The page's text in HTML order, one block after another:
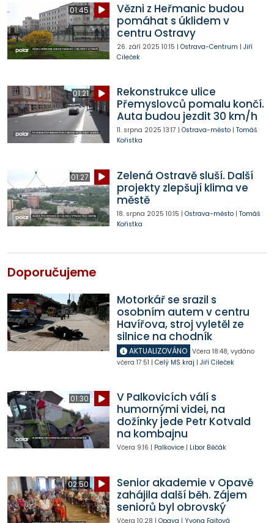
01:45
Vězni z Heřmanic budou
pomáhat s úklidem v
centru Ostravy
26. září 2025 10:15 | Ostrava-Centrum | Jiří
Cileček
01:21
Rekonstrukce ulice
Přemyslovců pomalu končí.
Auta budou jezdit 30 km/h
11. srpna 2025 13:17 | Ostrava-město| Tomáš
Kořistka
01:27
Zelená Ostravě sluší. Další
projekty zlepšují klima ve
městě
18. srpna 2025 10:15 | Ostrava-město| Tomáš
Kořistka
Doporučujeme
Motorkář se srazil s
osobním autem v centru
Havířova, stroj vyletěl ze
silnice na chodník
AKTUALIZOVÁNO Včera 18:48, vydáno
včera 17:51 | Celý MS kraj | Jiří Cileček
01:30
V Palkovicích válí s
humornými videi, na
dožínky jede Petr Kotvald
na kombajnu
Včera 9:16 | Palkovice| Libor Běčák
02:50
Senior akademie v Opavě
zahájila další běh. Zájem
seniorů byl obrovský
Včera 10:28 | Opava | Yvona Fajtová